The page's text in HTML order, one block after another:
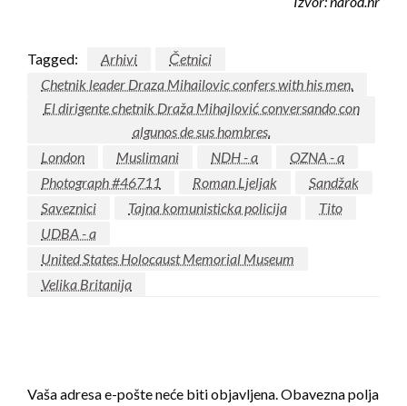
Tagged: Arhivi
Četnici
Chetnik leader Draza Mihailovic confers with his men.
El dirigente chetnik Draža Mihajlović conversando con
algunos de sus hombres.
London
Muslimani NDH - a
OZNA - a
Photograph #46711
Roman Ljeljak
Sandžak
Saveznici
Tajna komunisticka policija
Tito
UDBA - a
United States Holocaust Memorial Museum
Velika Britanija
Vaša adresa e-pošte neće biti objavljena.Obavezna polja